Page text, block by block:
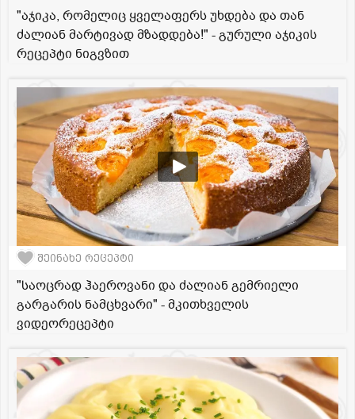
"აჯიკა, რომელიც ყველაფერს უხდება და თან
ძალიან მარტივად მზადდება!" - გურული აჯიკის
რეცეპტი ნიგვზით
შეინახე რეცეპტი
"საოცრად ჰაეროვანი და ძალიან გემრიელი
გარგარის ნამცხვარი" - მკითხველის
ვიდეორეცეპტი